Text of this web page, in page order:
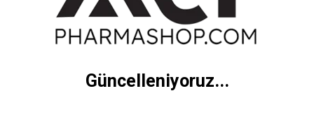
Güncelleniyoruz...